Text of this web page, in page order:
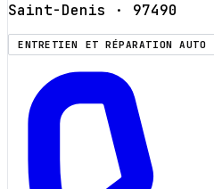
Saint-Denis · 97490
ENTRETIEN ET RÉPARATION AUTO